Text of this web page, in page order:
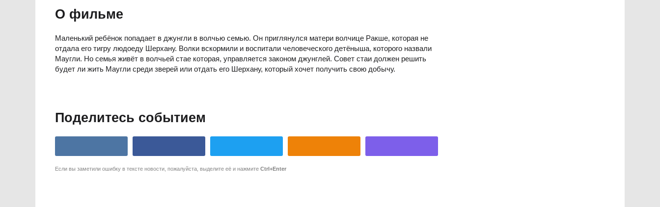
О фильме
Маленький ребёнок попадает в джунгли в волчью семью. Он приглянулся матери волчице Ракше, которая не
отдала его тигру людоеду Шерхану. Волки вскормили и воспитали человеческого детёныша, которого назвали
Маугли. Но семья живёт в волчьей стае которая, управляется законом джунглей. Совет стаи должен решить
будет ли жить Маугли среди зверей или отдать его Шерхану, который хочет получить свою добычу.
Поделитесь событием
Если вы заметили ошибку в тексте новости, пожалуйста, выделите её и нажмите Ctrl+Enter